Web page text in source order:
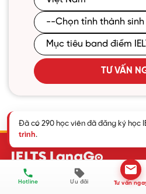
TƯ VẤN
Hotline Ưu đãi Tư vấn
Đã có 290 học viên đã đăng ký học
trình.